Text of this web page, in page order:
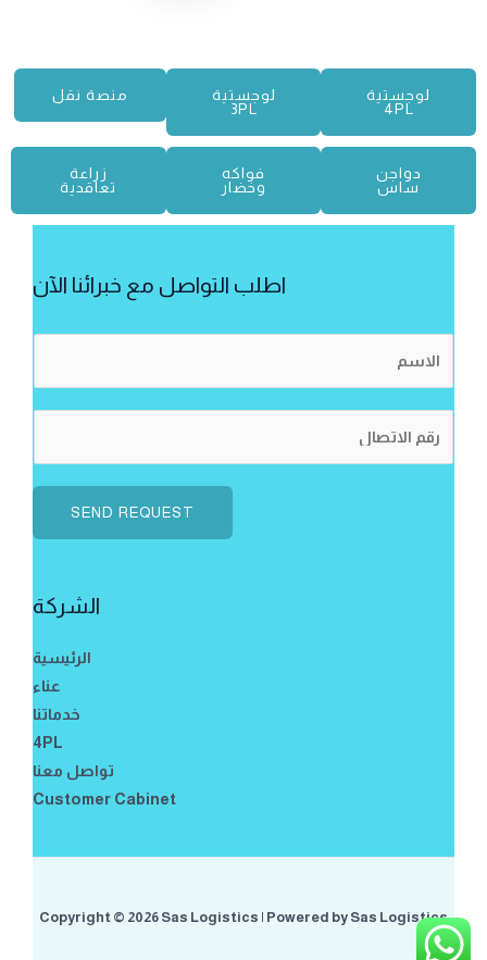
لوجستية
4PL
لوجستية
3PL
منصة نقل
دواجن
ساس
فواكه
وخضار
زراعة
تعاقدية
اطلب التواصل مع خبرائنا الآن
س
م
SEND REQUEST
الشركة
الرئيسية
عناء
خدماتنا
4PL
تواصل معنا
Customer Cabinet
Copyright © 2026 Sas Logistics | Powered by Sas Logistics